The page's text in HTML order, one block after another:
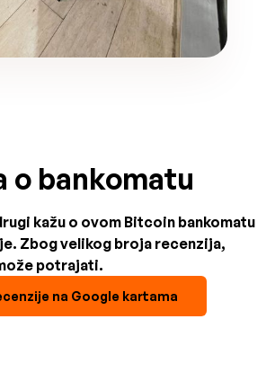
o bankomatu
kažu o ovom Bitcoin bankomatu
Zbog velikog broja recenzija,
potrajati.
na Google kartama